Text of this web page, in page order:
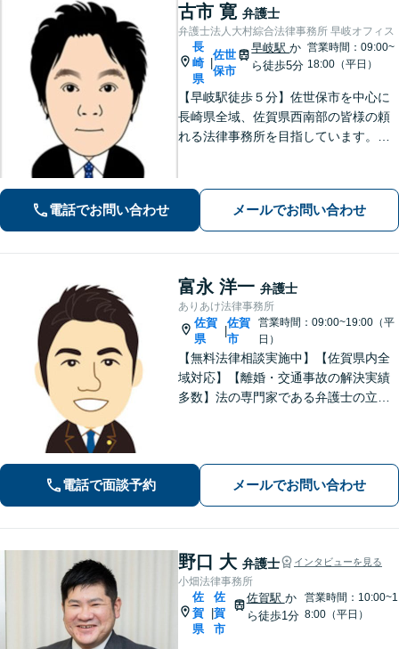
古市 寛 弁護士
弁護士法人大村綜合法律事務所 早岐オフィス
長
崎
県
佐世
保市
早岐駅か
ら徒歩5分
営業時間：09:00~
18:00（平日）
【早岐駅徒歩５分】佐世保市を中心に
長崎県全域、佐賀県西南部の皆様の頼
れる法律事務所を目指しています。相
います。早期解決には、早めのご相談
が肝要です。
電話でお問い合わせ メールでお問い合わせ
富永 洋一 弁護士
ありあけ法律事務所
佐賀
県
|
佐賀
市
営業時間：09:00~19:00（平
日）
【無料法律相談実施中】【佐賀県内全
域対応】【離婚・交通事故の解決実績
多数】法の専門家である弁護士の立場
電話で面談予約 メールでお問い合わせ
野口 大 弁護士 インタビューを見る
小畑法律事務所
佐
賀
県
|
佐
賀
市
佐賀駅 か
ら徒歩1分
営業時間：10:00~1
8:00（平日）